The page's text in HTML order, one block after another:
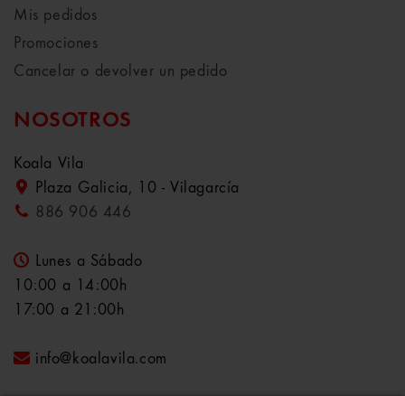
Mis pedidos
Promociones
Cancelar o devolver un pedido
NOSOTROS
Koala Vila
Plaza Galicia, 10 - Vilagarcía
886 906 446
Lunes a Sábado
10:00 a 14:00h
17:00 a 21:00h
info@koalavila.com